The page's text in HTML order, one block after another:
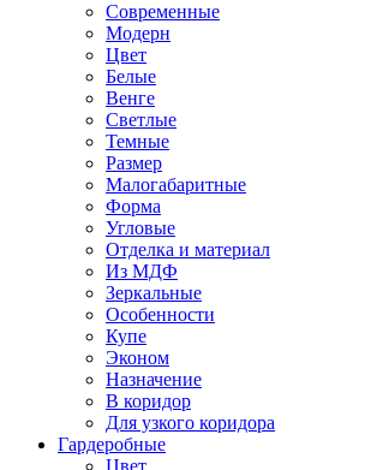
Современные
Модерн
Цвет
Белые
Венге
Светлые
Темные
Размер
Малогабаритные
Форма
Угловые
Отделка и материал
Из МДФ
Зеркальные
Особенности
Купе
Эконом
Назначение
В коридор
Для узкого коридора
Гардеробные
Цвет